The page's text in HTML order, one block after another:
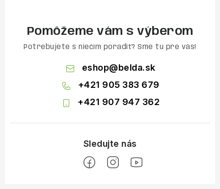
Pomôžeme vám s výberom
Potrebujete s niečím poradiť? Sme tu pre vás!
eshop@belda.sk
+421 905 383 679
+421 907 947 362